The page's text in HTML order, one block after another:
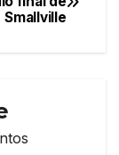
Smallville